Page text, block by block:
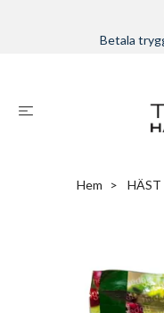
Betala
Hem HÄST